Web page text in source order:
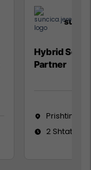
Hybrid
Partner
Prishtinë
2 Shtator